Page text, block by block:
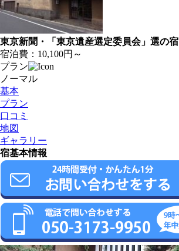
東京新聞・「東京遺産選定委員会」選の宿
宿泊費： 10,100円～
プラン
ノーマル
基本
プラン
口コミ
地図
ギャラリー
宿基本情報